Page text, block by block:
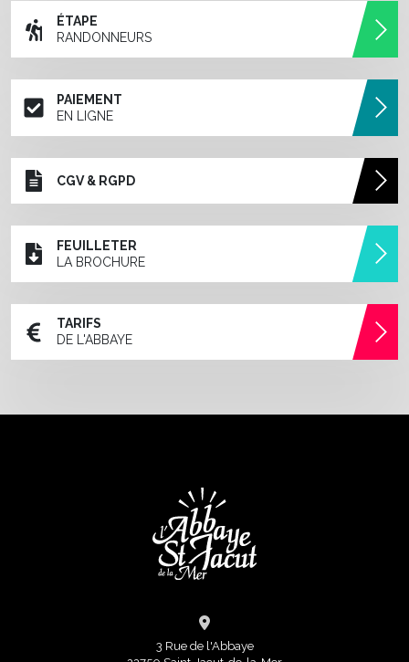
ÉTAPE
RANDONNEURS
PAIEMENT
EN LIGNE
CGV & RGPD
FEUILLETER
LA BROCHURE
TARIFS
DE L'ABBAYE
3 Rue de l'Abbaye